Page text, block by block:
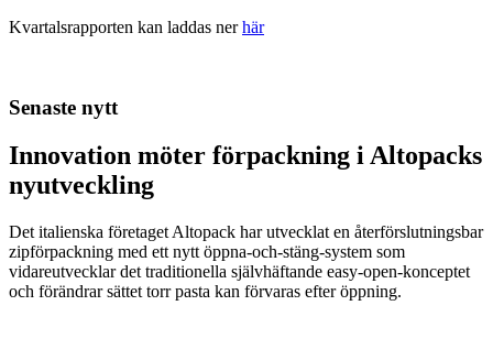
Kvartalsrapporten kan laddas nerhär
Senaste nytt
Innovation möter förpackning i Altopacks
nyutveckling
Det italienska företaget Altopack har utvecklat en återförslutningsbar
zipförpackning med ett nytt öppna-och-stäng-system som
vidareutvecklar det traditionella självhäftande easy-open-konceptet
och förändrar sättet torr pasta kan förvaras efter öppning.